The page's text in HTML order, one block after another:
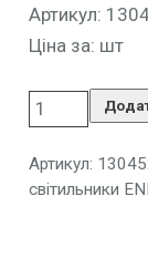
Артикул:
Ціна за: шт
Артикул:
світильники